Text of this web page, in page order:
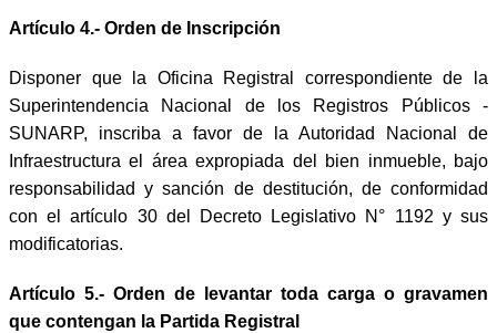
Artículo 4.- Orden de Inscripción
Disponer que la Oficina Registral correspondiente de la
Superintendencia Nacional de los Registros Públicos -
SUNARP, inscriba a favor de la Autoridad Nacional de
Infraestructura el área expropiada del bien inmueble, bajo
responsabilidad y sanción de destitución, de conformidad
con el artículo 30 del Decreto Legislativo N° 1192 y sus
modificatorias.
Artículo 5.- Orden de levantar toda carga o gravamen
que contengan la Partida Registral